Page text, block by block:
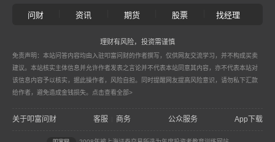
问财 资讯 期货 股票 找经理
理财有风险，投资需谨慎
免责声明：本站问答内容均由入驻叩富问财的作者撰写，仅供网友交流学习，并不构成买卖
建议。本站核实主体信息并允许作者发表之言论并不代表本站同意其内容，亦不代表本站对
该信息内容予以核实，据此操作者，风险自担。同时提醒网友提高风险意识，请勿私下汇款
给作者，避免造成金钱损失。 点击查看全部>
关于叩富问财 客服 商务 公众服务 App下载